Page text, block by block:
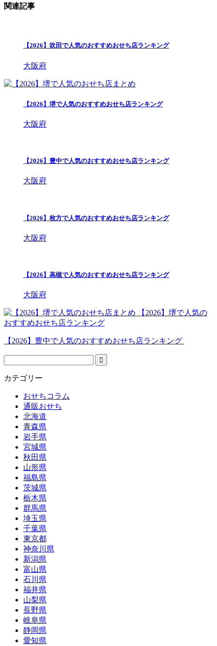
関連記事
【2026】吹田で人気のおすすめおせち店ランキング
大阪府
【2026】堺で人気のおすすめおせち店ランキング
大阪府
【2026】豊中で人気のおすすめおせち店ランキング
大阪府
【2026】枚方で人気のおすすめおせち店ランキング
大阪府
【2026】高槻で人気のおすすめおせち店ランキング
大阪府
【2026】堺で人気の
おすすめおせち店ランキング
【2026】豊中で人気のおすすめおせち店ランキング
カテゴリー
おせちコラム
通販おせち
北海道
青森県
岩手県
宮城県
秋田県
山形県
福島県
茨城県
栃木県
群馬県
埼玉県
千葉県
東京都
神奈川県
新潟県
富山県
石川県
福井県
山梨県
長野県
岐阜県
静岡県
愛知県